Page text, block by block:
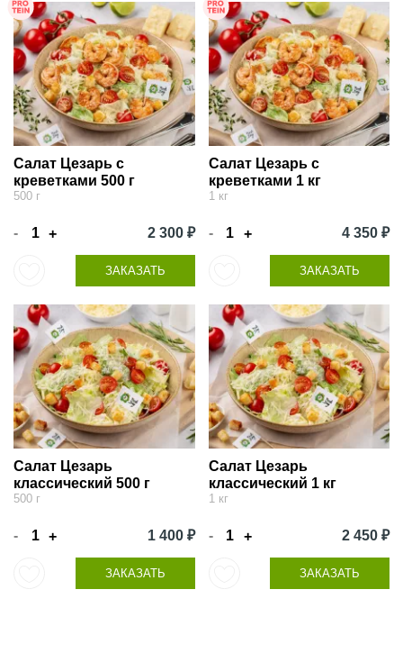
Салат Цезарь с
креветками 500 г
500 г
- + 2 300 ₽
ЗАКАЗАТЬ
Салат Цезарь с
креветками 1 кг
1 кг
- + 4 350 ₽
ЗАКАЗАТЬ
Салат Цезарь
классический 500 г
500 г
- + 1 400 ₽
ЗАКАЗАТЬ
Салат Цезарь
классический 1 кг
1 кг
- + 2 450 ₽
ЗАКАЗАТЬ